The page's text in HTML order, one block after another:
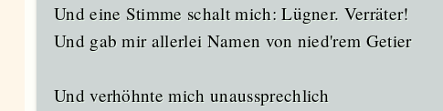
Und eine Stimme schalt mich: Lügner. Verräter!
Und gab mir allerlei Namen von nied'rem Getier
Und verhöhnte mich unaussprechlich